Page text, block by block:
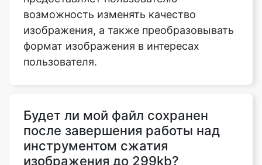
пользователя.
Будет ли мой файл сохранен
изображения до 299kb?
Нет, мы не отправляем ваши файлы на
наши серверы, все операции